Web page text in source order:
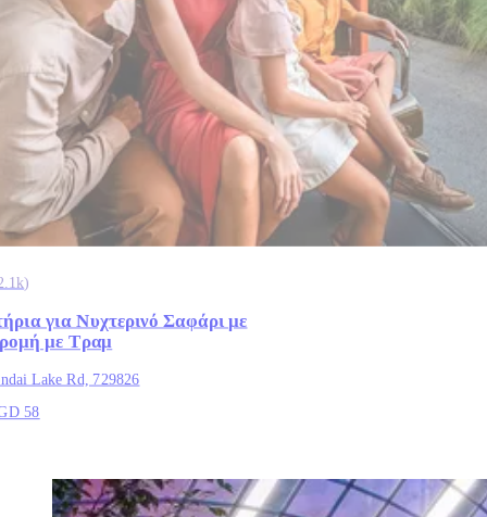
)
για Νυχτερινό Σαφάρι με
με Τραμ
Lake Rd, 729826
58